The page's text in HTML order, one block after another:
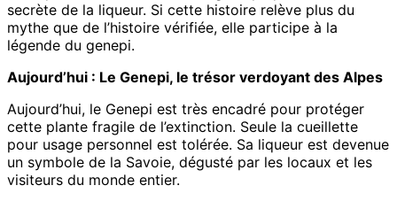
secrète de la liqueur. Si cette histoire relève plus du
mythe que de l’histoire vérifiée, elle participe à la
légende du genepi.
Aujourd’hui : Le Genepi, le trésor verdoyant des Alpes
Aujourd’hui, le Genepi est très encadré pour protéger
cette plante fragile de l’extinction. Seule la cueillette
pour usage personnel est tolérée. Sa liqueur est devenue
un symbole de la Savoie, dégusté par les locaux et les
visiteurs du monde entier.